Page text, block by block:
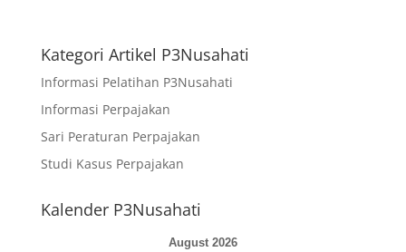
n
a
i
v
e
Kategori Artikel P3Nusahati
Informasi Pelatihan P3Nusahati
Informasi Perpajakan
Sari Peraturan Perpajakan
Studi Kasus Perpajakan
Kalender P3Nusahati
August 2026